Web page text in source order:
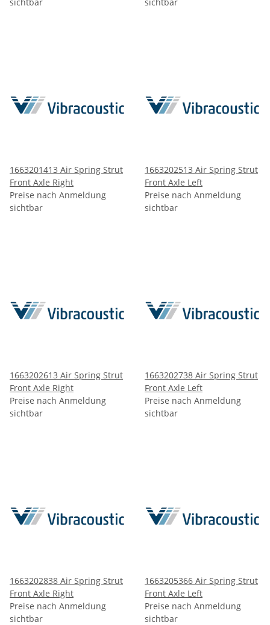
1663201413 Air Spring Strut
Front Axle Right
Preise nach Anmeldung
sichtbar
1663202513 Air Spring Strut
Front Axle Left
Preise nach Anmeldung
sichtbar
1663202613 Air Spring Strut
Front Axle Right
Preise nach Anmeldung
sichtbar
1663202738 Air Spring Strut
Front Axle Left
Preise nach Anmeldung
sichtbar
1663202838 Air Spring Strut
Front Axle Right
Preise nach Anmeldung
sichtbar
1663205366 Air Spring Strut
Front Axle Left
Preise nach Anmeldung
sichtbar